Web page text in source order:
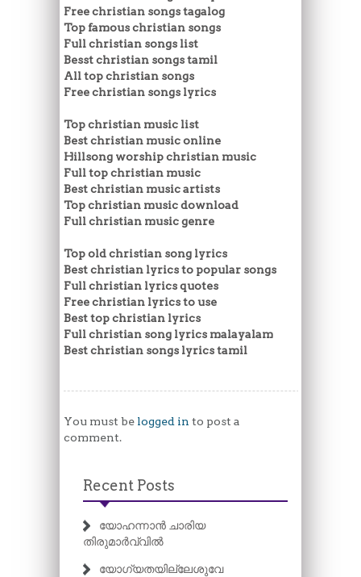
Free christian songs tagalog
Top famous christian songs
Full christian songs list
Besst christian songs tamil
All top christian songs
Free christian songs lyrics
Top christian music list
Best christian music online
Hillsong worship christian music
Full top christian music
Best christian music artists
Top christian music download
Full christian music genre
Top old christian song lyrics
Best christian lyrics to popular songs
Full christian lyrics quotes
Free christian lyrics to use
Best top christian lyrics
Full christian song lyrics malayalam
Best christian songs lyrics tamil
You must be logged in to post a
comment.
Recent Posts
യോഹന്നാൻ ചാരിയ
തിരുമാർവ്വിൽ
യോഗ്യതയില്ലേശുവേ